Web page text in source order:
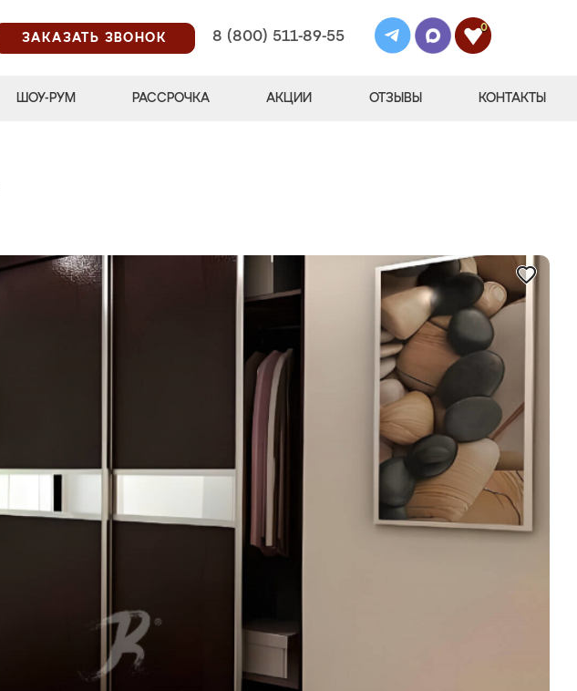
ЗАКАЗАТЬ ЗВОНОК
8 (800) 511-89-55
0
ШОУ-РУМ РАССРОЧКА АКЦИИ ОТЗЫВЫ КОНТАКТЫ